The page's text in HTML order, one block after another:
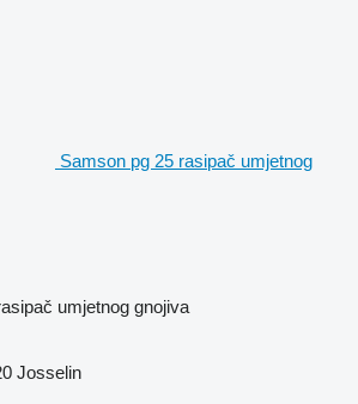
Samson pg 25 rasipač umjetnog
umjetnog gnojiva
Josselin